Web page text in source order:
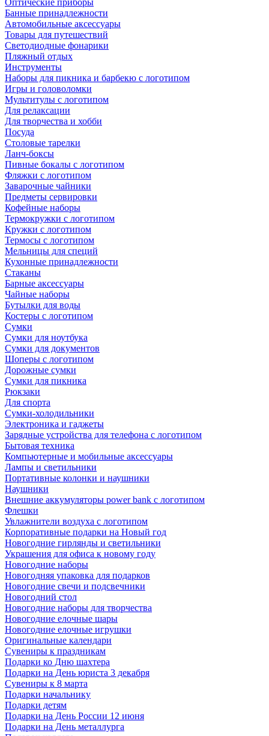
Оптические приборы
Банные принадлежности
Автомобильные аксессуары
Товары для путешествий
Светодиодные фонарики
Пляжный отдых
Инструменты
Наборы для пикника и барбекю с логотипом
Игры и головоломки
Мультитулы с логотипом
Для релаксации
Для творчества и хобби
Посуда
Столовые тарелки
Ланч-боксы
Пивные бокалы с логотипом
Фляжки с логотипом
Заварочные чайники
Предметы сервировки
Кофейные наборы
Термокружки с логотипом
Кружки с логотипом
Термосы с логотипом
Мельницы для специй
Кухонные принадлежности
Стаканы
Барные аксессуары
Чайные наборы
Бутылки для воды
Костеры с логотипом
Сумки
Сумки для ноутбука
Сумки для документов
Шоперы с логотипом
Дорожные сумки
Сумки для пикника
Рюкзаки
Для спорта
Сумки-холодильники
Электроника и гаджеты
Зарядные устройства для телефона с логотипом
Бытовая техника
Компьютерные и мобильные аксессуары
Лампы и светильники
Портативные колонки и наушники
Наушники
Внешние аккумуляторы power bank с логотипом
Флешки
Увлажнители воздуха с логотипом
Корпоративные подарки на Новый год
Новогодние гирлянды и светильники
Украшения для офиса к новому году
Новогодние наборы
Новогодняя упаковка для подарков
Новогодние свечи и подсвечники
Новогодний стол
Новогодние наборы для творчества
Новогодние елочные шары
Новогодние елочные игрушки
Оригинальные календари
Сувениры к праздникам
Подарки ко Дню шахтера
Подарки на День юриста 3 декабря
Сувениры к 8 марта
Подарки начальнику
Подарки детям
Подарки на День России 12 июня
Подарки на День металлурга